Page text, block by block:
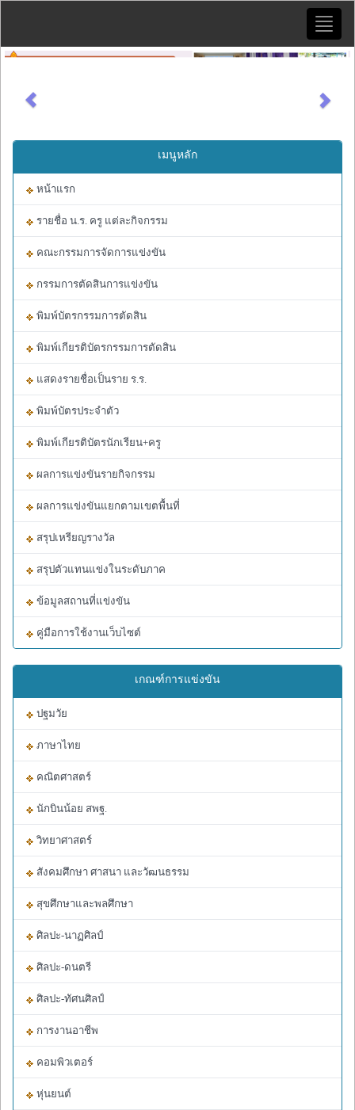
Toggle
Previous Next
เมนูหลัก
หน้าแรก
รายชื่อ น.ร. ครู แต่ละกิจกรรม
คณะกรรมการจัดการแข่งขัน
กรรมการตัดสินการแข่งขัน
พิมพ์บัตรกรรมการตัดสิน
พิมพ์เกียรติบัตรกรรมการตัดสิน
แสดงรายชื่อเป็นราย ร.ร.
พิมพ์บัตรประจำตัว
พิมพ์เกียรติบัตรนักเรียน+ครู
ผลการแข่งขันรายกิจกรรม
ผลการแข่งขันแยกตามเขตพื้นที่
สรุปเหรียญรางวัล
สรุปตัวแทนแข่งในระดับภาค
ข้อมูลสถานที่แข่งขัน
คู่มือการใช้งานเว็บไซต์
เกณฑ์การแข่งขัน
ปฐมวัย
ภาษาไทย
คณิตศาสตร์
นักบินน้อย สพฐ.
วิทยาศาสตร์
สังคมศึกษา ศาสนา และวัฒนธรรม
สุขศึกษาและพลศึกษา
ศิลปะ-นาฏศิลป์
ศิลปะ-ดนตรี
ศิลปะ-ทัศนศิลป์
การงานอาชีพ
คอมพิวเตอร์
หุ่นยนต์